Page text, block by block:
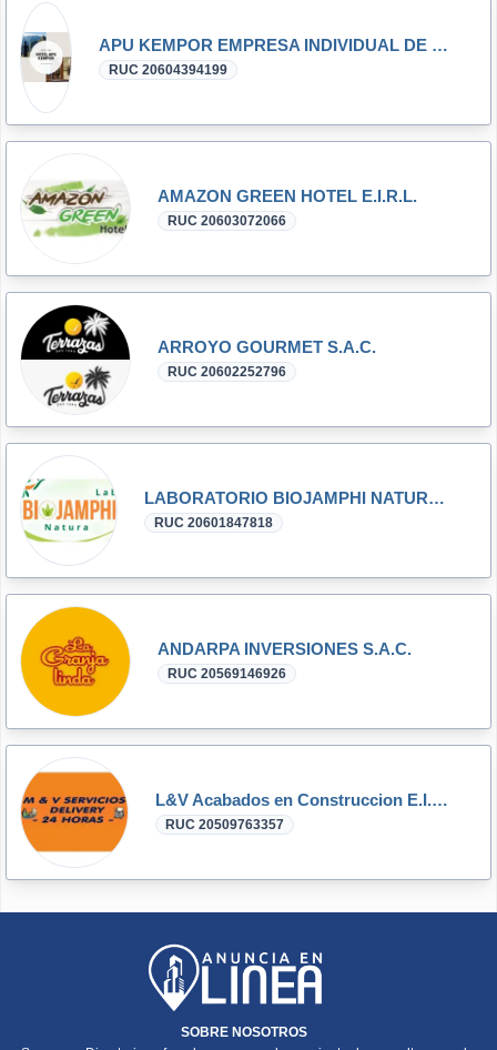
APU KEMPOR EMPRESA INDIVIDUAL DE RESPONSABILIDAD LIMITADA - APU KEMPOR E.I.R.L.
RUC 20604394199
AMAZON GREEN HOTEL E.I.R.L.
RUC 20603072066
ARROYO GOURMET S.A.C.
RUC 20602252796
LABORATORIO BIOJAMPHI NATURA S.A.C.
RUC 20601847818
ANDARPA INVERSIONES S.A.C.
RUC 20569146926
L&V Acabados en Construccion E.I.R.L
RUC 20509763357
SOBRE NOSOTROS